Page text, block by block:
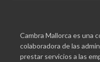
Cambra Mallorca es una
colaboradora de las
prestar servicios a las